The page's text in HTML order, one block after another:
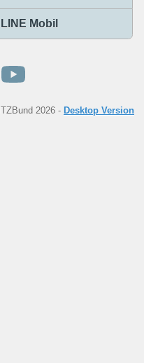
Mobil
2026 - Desktop Version